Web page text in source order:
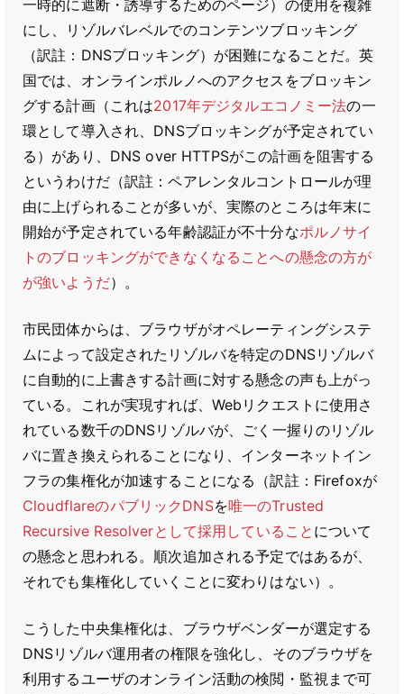
一時的に遮断・誘導するためのページ）の使用を複雑
にし、リゾルバレベルでのコンテンツブロッキング
（訳註：DNSブロッキング）が困難になることだ。英
国では、オンラインポルノへのアクセスをブロッキン
グする計画（これは2017年デジタルエコノミー法の一
環として導入され、DNSブロッキングが予定されてい
る）があり、DNS over HTTPSがこの計画を阻害する
というわけだ（訳註：ペアレンタルコントロールが理
由に上げられることが多いが、実際のところは年末に
開始が予定されている年齢認証が不十分なポルノサイ
トのブロッキングができなくなることへの懸念の方が
が強いようだ）。
市民団体からは、ブラウザがオペレーティングシステ
ムによって設定されたリゾルバを特定のDNSリゾルバ
に自動的に上書きする計画に対する懸念の声も上がっ
ている。これが実現すれば、Webリクエストに使用さ
れている数千のDNSリゾルバが、ごく一握りのリゾル
バに置き換えられることになり、インターネットイン
フラの集権化が加速することになる（訳註：Firefoxが
CloudflareのパブリックDNSを唯一のTrusted
Recursive Resolverとして採用していること について
の懸念と思われる。順次追加される予定ではあるが、
それでも集権化していくことに変わりはない）。
こうした中央集権化は、ブラウザベンダーが選定する
DNSリゾルバ運用者の権限を強化し、そのブラウザを
利用するユーザのオンライン活動の検閲・監視まで可